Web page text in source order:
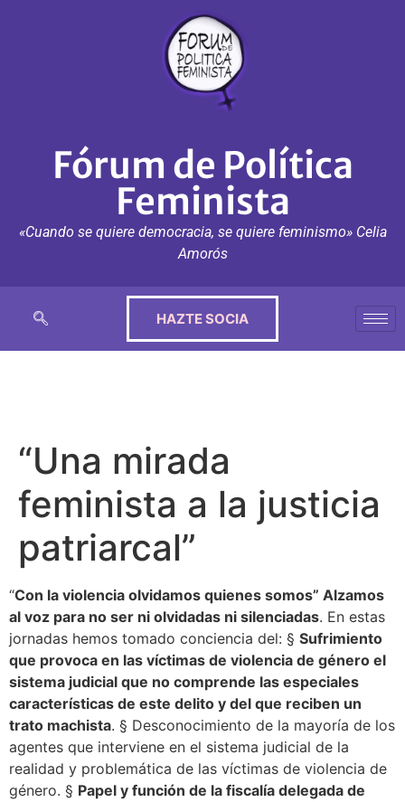
Fórum de Política
Feminista
«Cuando se quiere democracia, se quiere feminismo» Celia
Amorós
HAZTE SOCIA
“Una mirada
feminista a la justicia
patriarcal”
“Con la violencia olvidamos quienes somos” Alzamos
al voz para no ser ni olvidadas ni silenciadas. En estas
jornadas hemos tomado conciencia del: § Sufrimiento
que provoca en las víctimas de violencia de género el
sistema judicial que no comprende las especiales
características de este delito y del que reciben un
trato machista. § Desconocimiento de la mayoría de los
agentes que interviene en el sistema judicial de la
realidad y problemática de las víctimas de violencia de
género. § Papel y función de la fiscalía delegada de